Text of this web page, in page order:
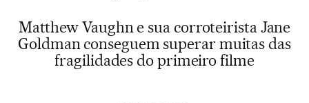
Matthew Vaughn e sua corroteirista Jane
Goldman conseguem superar muitas das
fragilidades do primeiro filme